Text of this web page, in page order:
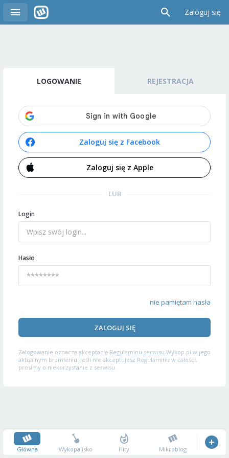
Zaloguj się
LOGOWANIE REJESTRACJA
Zaloguj się z Facebook
Zaloguj się z Apple
LUB
Login
Hasło
nie pamiętam hasła
ZALOGUJ SIĘ
Zalogowanie oznacza akceptację Regulaminu serwisu Wykop.pl w jego
aktualnym brzmieniu. Jeśli nie akceptujesz Regulaminu w całości,
prosimy o niekorzystanie z serwisu.
Główna Wykopalisko Hity Mikroblog